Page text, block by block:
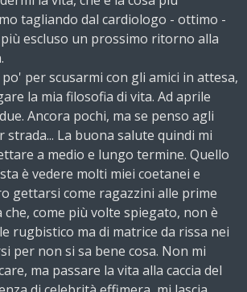
tagliando dal cardiologo - ottimo -
escluso un prossimo ritorno alla
per scusarmi con gli amici in attesa,
la mia filosofia di vita. Ad aprile
Ancora pochi, ma se penso agli
strada... La buona salute quindi mi
a medio e lungo termine. Quello
è vedere molti miei coetanei e
gettarsi come ragazzini alle prime
che, come più volte spiegato, non è
rugbistico ma di matrice da rissa nei
per non si sa bene cosa. Non mi
ma passare la vita alla caccia del